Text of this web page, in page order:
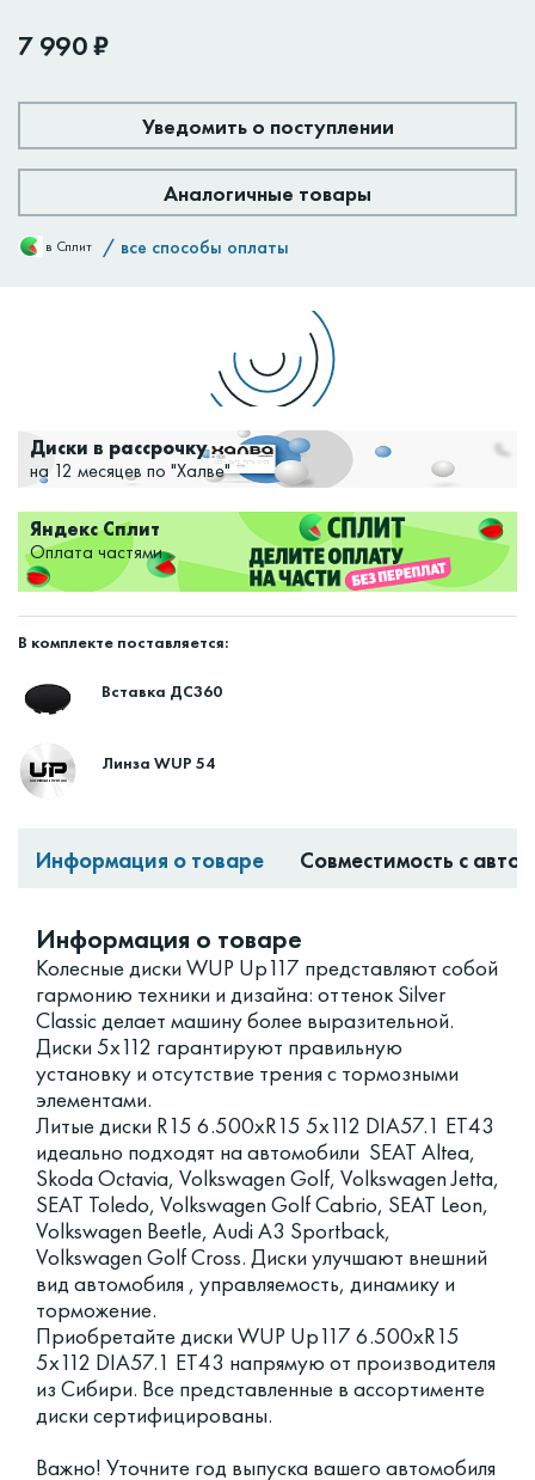
7 990 ₽
Уведомить о поступлении
Аналогичные товары
в Сплит / все способы оплаты
Диски в рассрочку
на 12 месяцев по "Халве"
Яндекс Сплит
Оплата частями
В комплекте поставляется:
Вставка ДС360
Линза WUP 54
Информация о товаре Совместимость с
Информация о товаре
Колесные диски WUP Up117 представляют собой
гармонию техники и дизайна: оттенок Silver
Classic делает машину более выразительной.
Диски 5x112 гарантируют правильную
установку и отсутствие трения с тормозными
элементами.
Литые диски R15 6.500xR15 5x112 DIA57.1 ET43
идеально подходят на автомобили SEAT Altea,
Skoda Octavia, Volkswagen Golf, Volkswagen Jetta,
SEAT Toledo, Volkswagen Golf Cabrio, SEAT Leon,
Volkswagen Beetle, Audi A3 Sportback,
Volkswagen Golf Cross. Диски улучшают внешний
вид автомобиля , управляемость, динамику и
торможение.
Приобретайте диски WUP Up117 6.500xR15
5x112 DIA57.1 ET43 напрямую от производителя
из Сибири. Все представленные в ассортименте
диски сертифицированы.
Важно! Уточните год выпуска вашего автомобиля